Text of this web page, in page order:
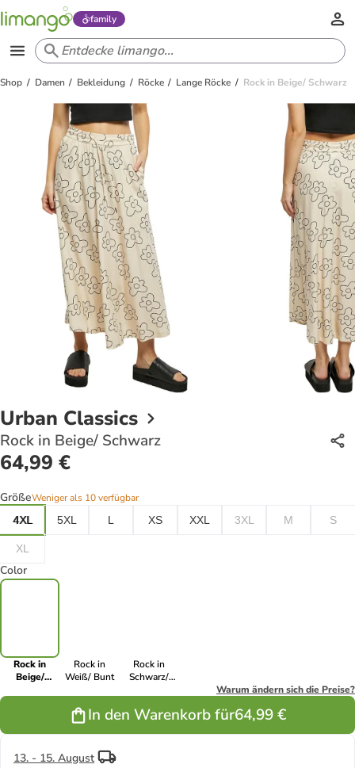
family
Shop Damen Bekleidung Röcke Lange Röcke Rock in Beige/ Schwarz
Urban Classics
Rock in Beige/ Schwarz
64,99 €
GrößeWeniger als 10 verfügbar
4XL
5XL L XS XXL 3XL M S
XL
Color
Rock in
Beige/
Rock in
Weiß/ Bunt
Rock in
Schwarz/
Warum ändern sich die Preise?
In den Warenkorb für64,99 €
13. - 15. August